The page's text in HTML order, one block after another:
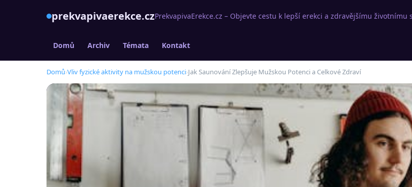
prekvapivaerekce.czPrekvapivaErekce.cz – Objevte cestu k lepší erekci a zdravějšímu životnímu
Domů Archiv Témata Kontakt
Domů›Vliv fyzické aktivity na mužskou potenci›Jak Saunování Zlepšuje Mužskou Potenci a Celkové Zdraví